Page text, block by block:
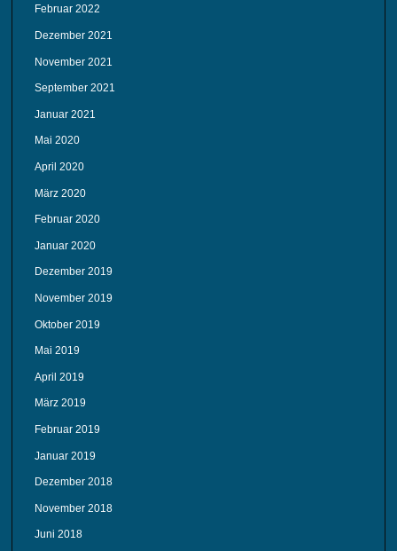
Februar 2022
Dezember 2021
November 2021
September 2021
Januar 2021
Mai 2020
April 2020
März 2020
Februar 2020
Januar 2020
Dezember 2019
November 2019
Oktober 2019
Mai 2019
April 2019
März 2019
Februar 2019
Januar 2019
Dezember 2018
November 2018
Juni 2018